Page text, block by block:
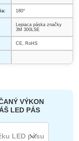
180°
Lepiaca páska značky
3M 300LSE
CE, RoHS
VÝKON
LED PÁS